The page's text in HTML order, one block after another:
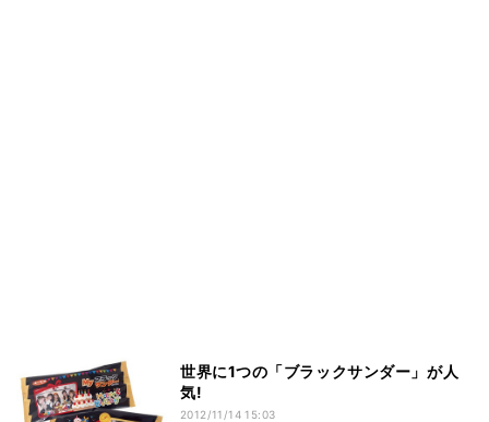
世界に1つの「ブラックサンダー」が人
気!
2012/11/14 15:03